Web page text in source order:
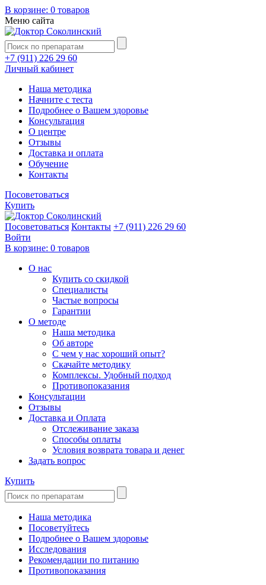
В корзине: 0 товаров
Меню сайта
+7 (911) 226 29 60
Личный кабинет
Наша методика
Начните с теста
Подробнее о Вашем здоровье
Консультация
О центре
Отзывы
Доставка и оплата
Обучение
Контакты
Посоветоваться
Купить
Посоветоваться Контакты +7 (911) 226 29 60
Войти
В корзине: 0 товаров
О нас
Купить со скидкой
Специалисты
Частые вопросы
Гарантии
О методе
Наша методика
Об авторе
С чем у нас хороший опыт?
Скачайте методику
Комплексы. Удобный подход
Противопоказания
Консультации
Отзывы
Доставка и Оплата
Отслеживание заказа
Способы оплаты
Условия возврата товара и денег
Задать вопрос
Купить
Наша методика
Посоветуйтесь
Подробнее о Вашем здоровье
Исследования
Рекомендации по питанию
Противопоказания